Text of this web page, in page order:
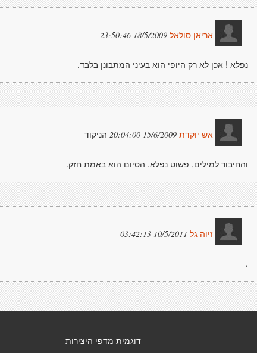
אריאן סולאל 18/5/2009 23:50:46
נפלא ! אכן לא רק היופי הוא בעיני המתבונן בלבד.
אש יוקדת 15/6/2009 20:04:00 הניקוד
והחיבור למילים, פשוט נפלא. הסיום הוא באמת חזק.
זיוה גל 10/5/2011 03:42:13
.
דוגמית מדפי היצירות